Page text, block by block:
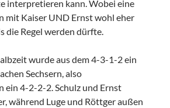
interpretieren kann. Wobei eine
mit Kaiser UND Ernst wohl eher
die Regel werden dürfte.
wurde aus dem 4-3-1-2 ein
Sechsern, also
ein 4-2-2-2. Schulz und Ernst
während Luge und Röttger außen